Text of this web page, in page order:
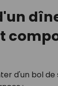
d'un bol de